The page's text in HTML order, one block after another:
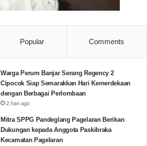
Popular Comments
Warga Perum Banjar Serang Regency 2
Cipocok Siap Semarakkan Hari Kemerdekaan
dengan Berbagai Perlombaan
2 hari ago
Mitra SPPG Pandeglang Pagelaran Berikan
Dukungan kepada Anggota Paskibraka
Kecamatan Pagelaran